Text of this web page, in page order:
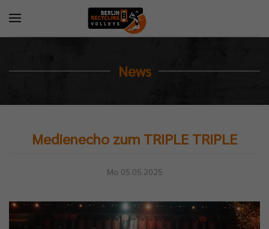
News
Medienecho zum TRIPLE TRIPLE
Mo 05.05.2025